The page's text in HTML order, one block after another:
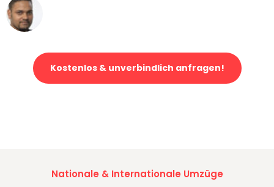
Kostenlos & unverbindlich anfragen!
Nationale & Internationale Umzüge